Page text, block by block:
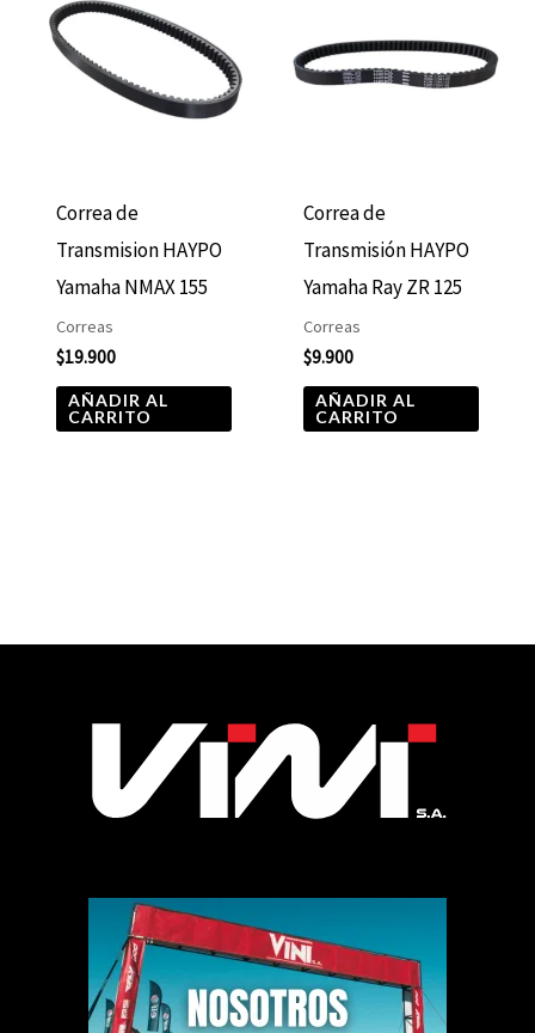
Correa de
Transmision HAYPO
Yamaha NMAX 155
Correas
$19.900
AÑADIR AL
CARRITO
Correa de
Transmisión HAYPO
Yamaha Ray ZR 125
Correas
$9.900
AÑADIR AL
CARRITO